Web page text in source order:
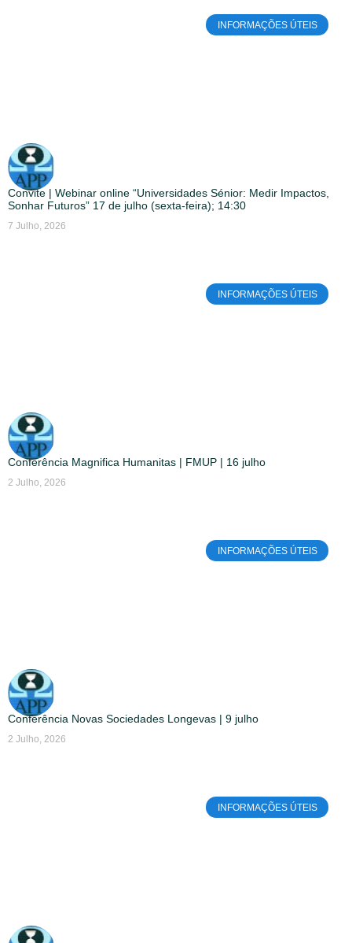
INFORMAÇÕES ÚTEIS
Convite | Webinar online “Universidades Sénior: Medir Impactos,
Sonhar Futuros” 17 de julho (sexta-feira); 14:30
7 Julho, 2026
INFORMAÇÕES ÚTEIS
Conferência Magnifica Humanitas | FMUP | 16 julho
2 Julho, 2026
INFORMAÇÕES ÚTEIS
Conferência Novas Sociedades Longevas | 9 julho
2 Julho, 2026
INFORMAÇÕES ÚTEIS